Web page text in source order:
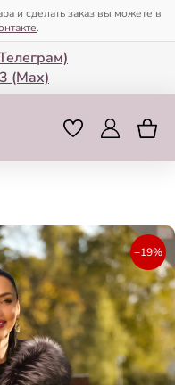
и сделать заказ вы можете в
.
(Мax)
−19%